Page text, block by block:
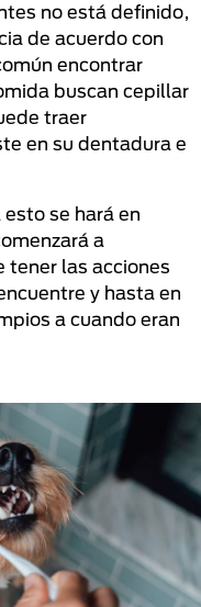
no está definido,
de acuerdo con
encontrar
buscan cepillar
traer
en su dentadura e
se hará en
a
tener las acciones
y hasta en
a cuando eran